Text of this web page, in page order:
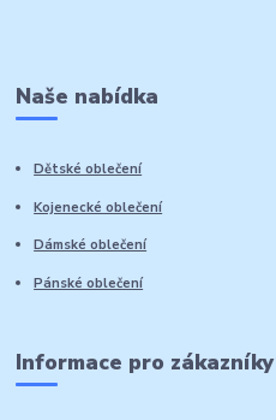
Naše nabídka
Dětské oblečení
Kojenecké oblečení
Dámské oblečení
Pánské oblečení
Informace pro zákazníky